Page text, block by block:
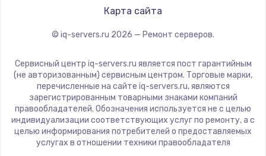
2100 руб.
Заказать
Ремонт цепей питания
3000 руб.
Заказать
Замена материнской платы
Карта сайта
© iq-servers.ru 2026 — Ремонт серверов.
Сервисный центр iq-servers.ru является пост гарантийным
(не авторизованным) сервисным центром. Торговые марки,
перечисленные на сайте iq-servers.ru, являются
зарегистрированным товарными знаками компаний
правообладателей. Обозначения используется не с целью
индивидуализации соответствующих услуг по ремонту, а с
целью информирования потребителей о предоставляемых
услугах в отношении техники правообладателя